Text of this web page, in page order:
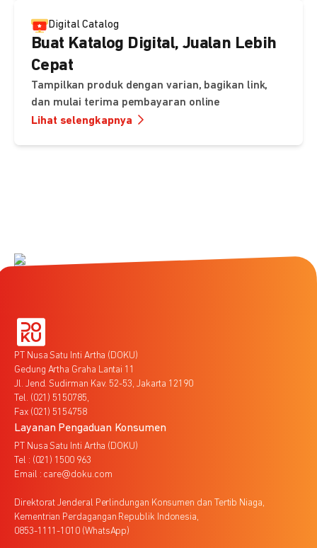
Digital Catalog
Buat Katalog Digital, Jualan Lebih
Cepat
Tampilkan produk dengan varian, bagikan link,
dan mulai terima pembayaran online
Lihat selengkapnya
PT Nusa Satu Inti Artha (DOKU)
Gedung Artha Graha Lantai 11
Jl. Jend. Sudirman Kav. 52-53, Jakarta 12190
Tel. (021) 5150785,
Fax (021) 5154758
Layanan Pengaduan Konsumen
PT Nusa Satu Inti Artha (DOKU)
Tel : (021) 1500 963
Email : care@doku.com
Direktorat Jenderal Perlindungan Konsumen dan Tertib Niaga,
Kementrian Perdagangan Republik Indonesia,
0853-1111-1010 (WhatsApp)